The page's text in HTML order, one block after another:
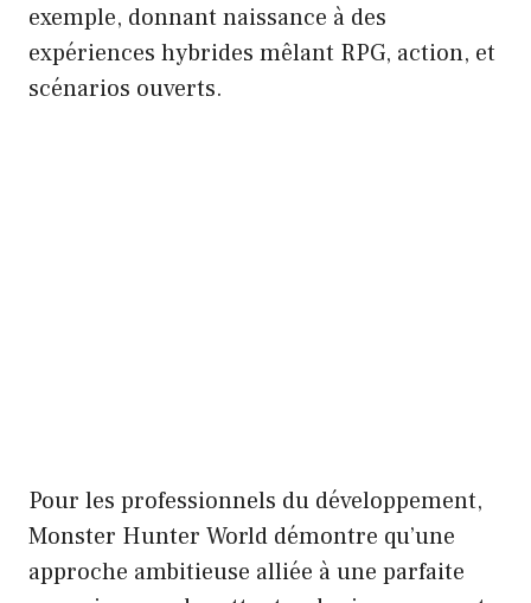
exemple, donnant naissance à des
expériences hybrides mêlant RPG, action, et
scénarios ouverts.
Pour les professionnels du développement,
Monster Hunter World démontre qu’une
approche ambitieuse alliée à une parfaite